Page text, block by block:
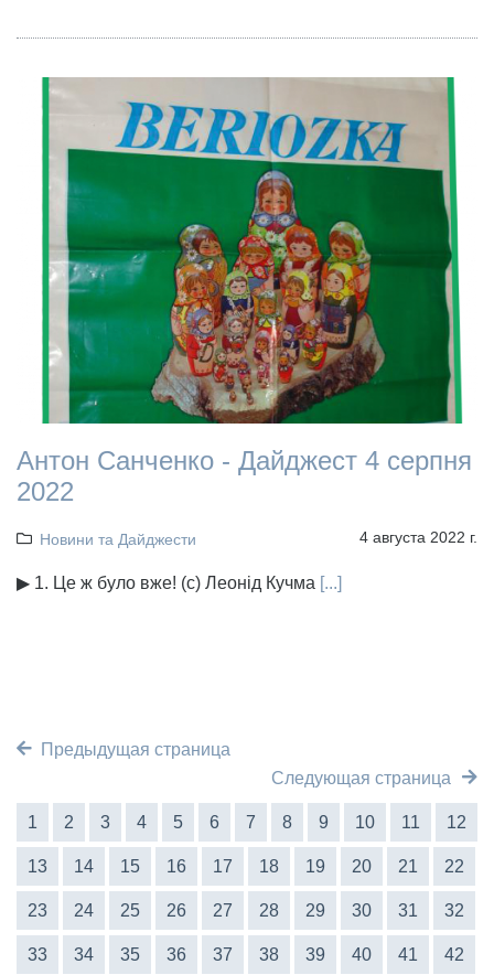
Антон Санченко - Дайджест 4 серпня
2022
Новини та Дайджести 4 августа 2022 г.
▶ 1. Це ж було вже! (с) Леонід Кучма [...]
Предыдущая страница
Следующая страница
1 2 3 4 5 6 7 8 9 10 11 12
13 14 15 16 17 18 19 20 21 22
23 24 25 26 27 28 29 30 31 32
33 34 35 36 37 38 39 40 41 42